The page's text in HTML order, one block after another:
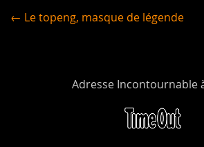
← Le topeng, masque de légende
Adresse Incontournable